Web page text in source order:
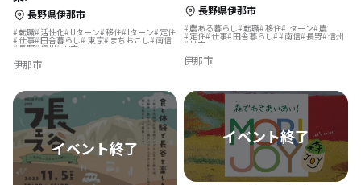
長野県伊那市
転職 活性化 Uターン 移住 Iターン 定住
仕事 田舎暮らし 東京 まちおこし 南信
長野 信州 地方
伊那市
長野県伊那市
農ある暮らし 転職 移住 Iターン 農
定住 仕事 田舎暮らし 南信 長野 信州
地方
伊那市